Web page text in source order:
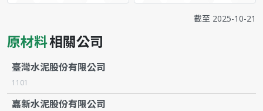
截至 2025-10-21
原材料相關公司
臺灣水泥股份有限公司
1101
嘉新水泥股份有限公司